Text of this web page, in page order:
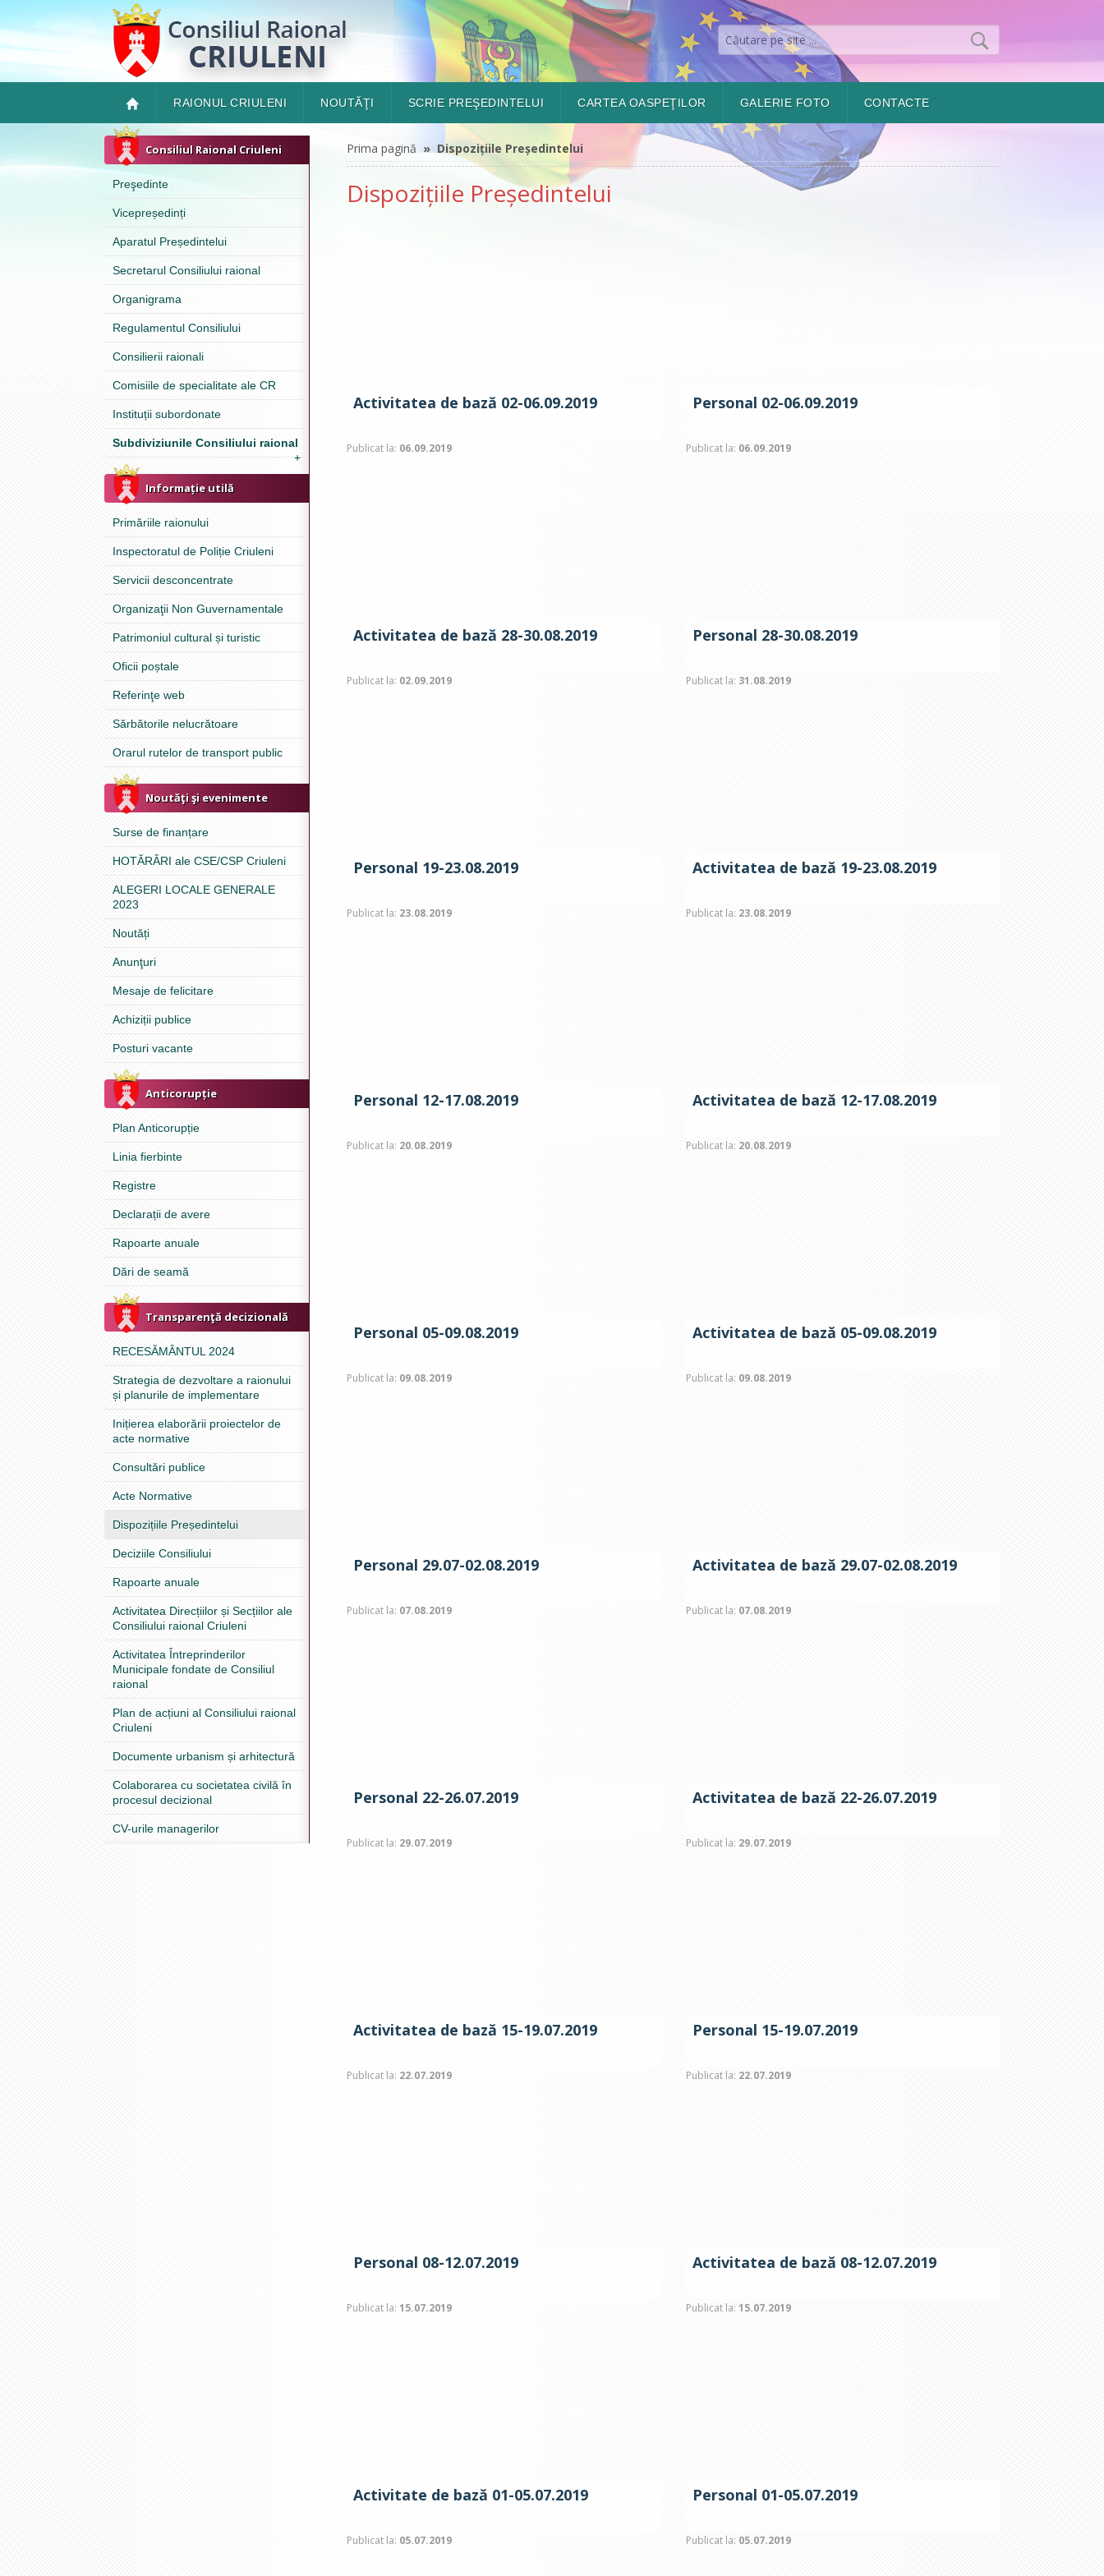
RAIONUL CRIULENI NOUTĂŢI SCRIE PREŞEDINTELUI CARTEA OASPEŢILOR GALERIE FOTO CONTACTE
Consiliul Raional Criuleni
Preşedinte
Vicepreședinți
Aparatul Președintelui
Secretarul Consiliului raional
Organigrama
Regulamentul Consiliului
Consilierii raionali
Comisiile de specialitate ale CR
Instituții subordonate
Subdiviziunile Consiliului raional
+
Informație utilă
Primăriile raionului
Inspectoratul de Poliție Criuleni
Servicii desconcentrate
Organizaţii Non Guvernamentale
Patrimoniul cultural și turistic
Oficii poștale
Referinţe web
Sărbătorile nelucrătoare
Orarul rutelor de transport public
Noutăţi şi evenimente
Surse de finanțare
HOTĂRÂRI ale CSE/CSP Criuleni
ALEGERI LOCALE GENERALE
2023
Noutăți
Anunţuri
Mesaje de felicitare
Achiziții publice
Posturi vacante
Anticorupție
Plan Anticorupție
Linia fierbinte
Registre
Declarații de avere
Rapoarte anuale
Dări de seamă
Transparenţă decizională
RECESĂMÂNTUL 2024
Strategia de dezvoltare a raionului
și planurile de implementare
Inițierea elaborării proiectelor de
acte normative
Consultări publice
Acte Normative
Dispozițiile Președintelui
Deciziile Consiliului
Rapoarte anuale
Activitatea Direcțiilor și Secțiilor ale
Consiliului raional Criuleni
Activitatea Întreprinderilor
Municipale fondate de Consiliul
raional
Plan de acțiuni al Consiliului raional
Criuleni
Documente urbanism și arhitectură
Colaborarea cu societatea civilă în
procesul decizional
CV-urile managerilor
Prima pagină » Dispozițiile Președintelui
Dispozițiile Președintelui
Activitatea de bază 02-06.09.2019
Publicat la: 06.09.2019
Personal 02-06.09.2019
Publicat la: 06.09.2019
Activitatea de bază 28-30.08.2019
Publicat la: 02.09.2019
Personal 28-30.08.2019
Publicat la: 31.08.2019
Personal 19-23.08.2019
Publicat la: 23.08.2019
Activitatea de bază 19-23.08.2019
Publicat la: 23.08.2019
Personal 12-17.08.2019
Publicat la: 20.08.2019
Activitatea de bază 12-17.08.2019
Publicat la: 20.08.2019
Personal 05-09.08.2019
Publicat la: 09.08.2019
Activitatea de bază 05-09.08.2019
Publicat la: 09.08.2019
Personal 29.07-02.08.2019
Publicat la: 07.08.2019
Activitatea de bază 29.07-02.08.2019
Publicat la: 07.08.2019
Personal 22-26.07.2019
Publicat la: 29.07.2019
Activitatea de bază 22-26.07.2019
Publicat la: 29.07.2019
Activitatea de bază 15-19.07.2019
Publicat la: 22.07.2019
Personal 15-19.07.2019
Publicat la: 22.07.2019
Personal 08-12.07.2019
Publicat la: 15.07.2019
Activitatea de bază 08-12.07.2019
Publicat la: 15.07.2019
Activitate de bază 01-05.07.2019
Publicat la: 05.07.2019
Personal 01-05.07.2019
Publicat la: 05.07.2019